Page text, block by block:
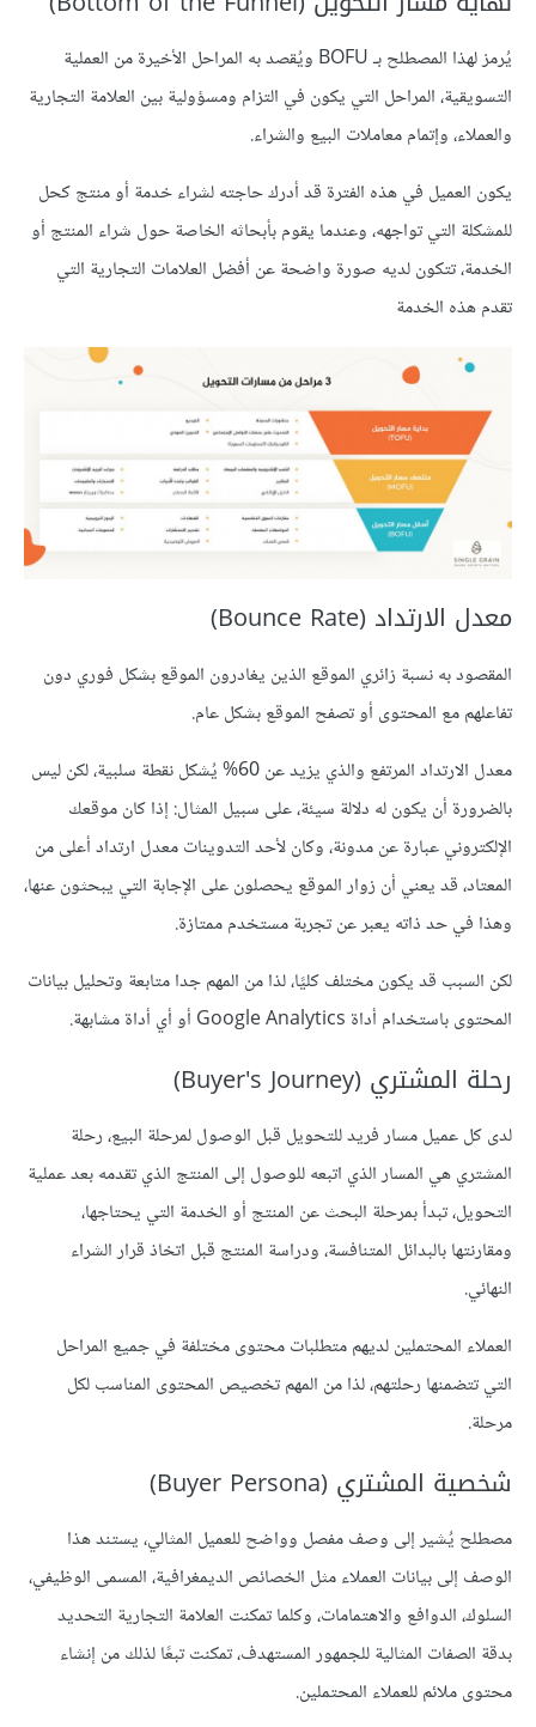
يُرمز لهذا المصطلح بـ BOFU ويُقصد به المراحل الأخيرة من العملية
التسويقية، المراحل التي يكون في التزام ومسؤولية بين العلامة التجارية
والعملاء، وإتمام معاملات البيع والشراء.
يكون العميل في هذه الفترة قد أدرك حاجته لشراء خدمة أو منتج كحل
للمشكلة التي تواجهه، وعندما يقوم بأبحاثه الخاصة حول شراء المنتج أو
الخدمة، تتكون لديه صورة واضحة عن أفضل العلامات التجارية التي
تقدم هذه الخدمة
معدل الارتداد (Bounce Rate)
المقصود به نسبة زائري الموقع الذين يغادرون الموقع بشكل فوري دون
تفاعلهم مع المحتوى أو تصفح الموقع بشكل عام.
معدل الارتداد المرتفع والذي يزيد عن 60% يُشكل نقطة سلبية، لكن ليس
بالضرورة أن يكون له دلالة سيئة، على سبيل المثال: إذا كان موقعك
الإلكتروني عبارة عن مدونة، وكان لأحد التدوينات معدل ارتداد أعلى من
المعتاد، قد يعني أن زوار الموقع يحصلون على الإجابة التي يبحثون عنها،
وهذا في حد ذاته يعبر عن تجربة مستخدم ممتازة.
لكن السبب قد يكون مختلف كليًا، لذا من المهم جدا متابعة وتحليل بيانات
المحتوى باستخدام أداة Google Analytics أو أي أداة مشابهة.
رحلة المشتري (Buyer's Journey)
لدى كل عميل مسار فريد للتحويل قبل الوصول لمرحلة البيع، رحلة
المشتري هي المسار الذي اتبعه للوصول إلى المنتج الذي تقدمه بعد عملية
التحويل، تبدأ بمرحلة البحث عن المنتج أو الخدمة التي يحتاجها،
ومقارنتها بالبدائل المتنافسة، ودراسة المنتج قبل اتخاذ قرار الشراء
النهائي.
العملاء المحتملين لديهم متطلبات محتوى مختلفة في جميع المراحل
التي تتضمنها رحلتهم، لذا من المهم تخصيص المحتوى المناسب لكل
مرحلة.
شخصية المشتري (Buyer Persona)
مصطلح يُشير إلى وصف مفصل وواضح للعميل المثالي، يستند هذا
الوصف إلى بيانات العملاء مثل الخصائص الديمغرافية، المسمى الوظيفي،
السلوك، الدوافع والاهتمامات، وكلما تمكنت العلامة التجارية التحديد
بدقة الصفات المثالية للجمهور المستهدف، تمكنت تبعًا لذلك من إنشاء
محتوى ملائم للعملاء المحتملين.